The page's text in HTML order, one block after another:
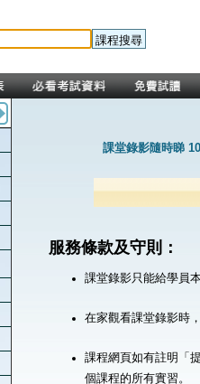
課堂錄影隨時睇
服務條款及守則：
課堂錄影只能給學員
在家觀看課堂錄影時
課程網頁如有註明「
個課程的所有實習。